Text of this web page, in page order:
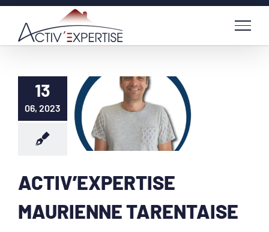
Passer
contenu
13
06, 2023
ACTIV’EXPERTISE
MAURIENNE TARENTAISE